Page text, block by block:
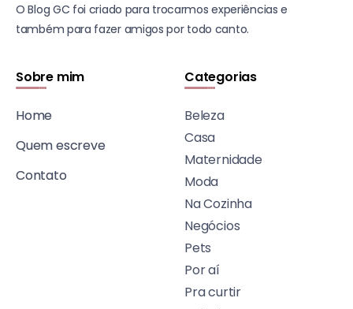
O Blog GC foi criado para trocarmos experiências e
também para fazer amigos por todo canto.
Sobre mim
Home
Quem escreve
Contato
Categorias
Beleza
Casa
Maternidade
Moda
Na Cozinha
Negócios
Pets
Por aí
Pra curtir